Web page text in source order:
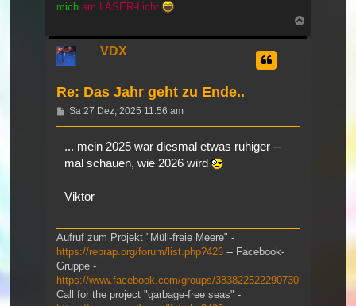
mich am LASER-Licht
VDX
Re: Das Jahr geht zu Ende..
Beitrag
Sa 27 Dez, 2025 11:56 am
... mein 2025 war diesmal etwas ruhiger --
mal schauen, wie 2026 wird
Viktor
Aufruf zum Projekt "Müll-freie Meere" -
https://reprap.org/forum/list.php?426 -- Facebook-
Gruppe -
https://www.facebook.com/groups/383822522290730
Call for the project "garbage-free seas" -